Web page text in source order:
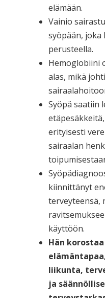
elämään.
Vainio
syöpään,
perusteella.
Hemoglobiini
alas, mikä
Syöpä saatiin
erityisesti
sairaalan
kiinnittänyt
terveyteensä,
käyttöön.
Hän
liikunta,
ja